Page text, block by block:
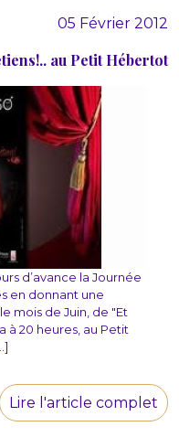
05 Février 2012
au Petit Hébertot
d’avance la Journée
en donnant une
mois de Juin, de "Et
à 20 heures, au Petit
Lire l'article complet